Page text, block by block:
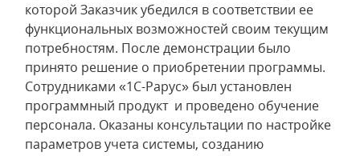
которой Заказчик убедился в соответствии ее
функциональных возможностей своим текущим
потребностям. После демонстрации было
принято решение о приобретении программы.
Сотрудниками «1С-Рарус» был установлен
программный продукт и проведено обучение
персонала. Оказаны консультации по настройке
параметров учета системы, созданию